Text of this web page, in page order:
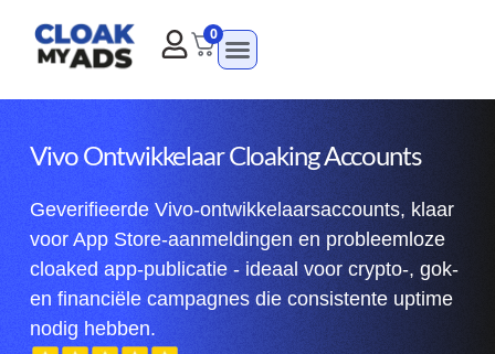
0
Vivo Ontwikkelaar Cloaking Accounts
Geverifieerde Vivo-ontwikkelaarsaccounts, klaar
voor App Store-aanmeldingen en probleemloze
cloaked app-publicatie - ideaal voor crypto-, gok-
en financiële campagnes die consistente uptime
nodig hebben.